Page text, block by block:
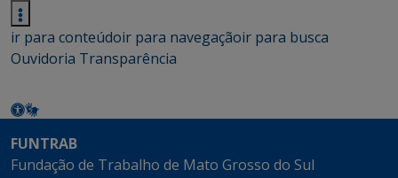
ir para conteúdoir para navegaçãoir para busca
Ouvidoria Transparência
FUNTRAB
Fundação de Trabalho de Mato Grosso do Sul